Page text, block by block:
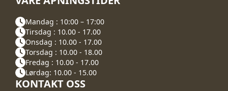
Mandag : 10:00 – 17:00
Tirsdag : 10.00 - 17.00
Onsdag : 10.00 - 17.00
Torsdag : 10.00 - 18.00
Fredag : 10.00 - 17.00
Lørdag: 10.00 - 15.00
KONTAKT OSS